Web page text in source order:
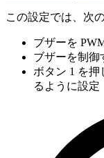
この設定では、次
ブザーを
ブザーを制御
ボタン 1 を
るように設定